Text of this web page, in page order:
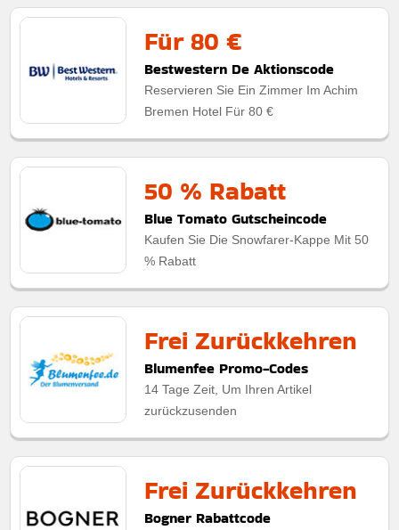
Für 80 €
Bestwestern De Aktionscode
Reservieren Sie Ein Zimmer Im Achim
Bremen Hotel Für 80 €
50 % Rabatt
Blue Tomato Gutscheincode
Kaufen Sie Die Snowfarer-Kappe Mit 50
% Rabatt
Frei Zurückkehren
Blumenfee Promo-Codes
14 Tage Zeit, Um Ihren Artikel
zurückzusenden
Frei Zurückkehren
Bogner Rabattcode